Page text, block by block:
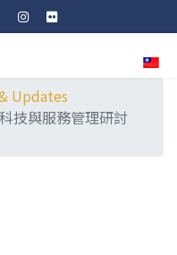
Updates
技與服務管理研討